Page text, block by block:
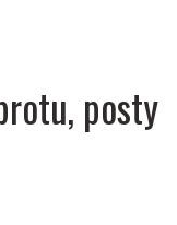
posty